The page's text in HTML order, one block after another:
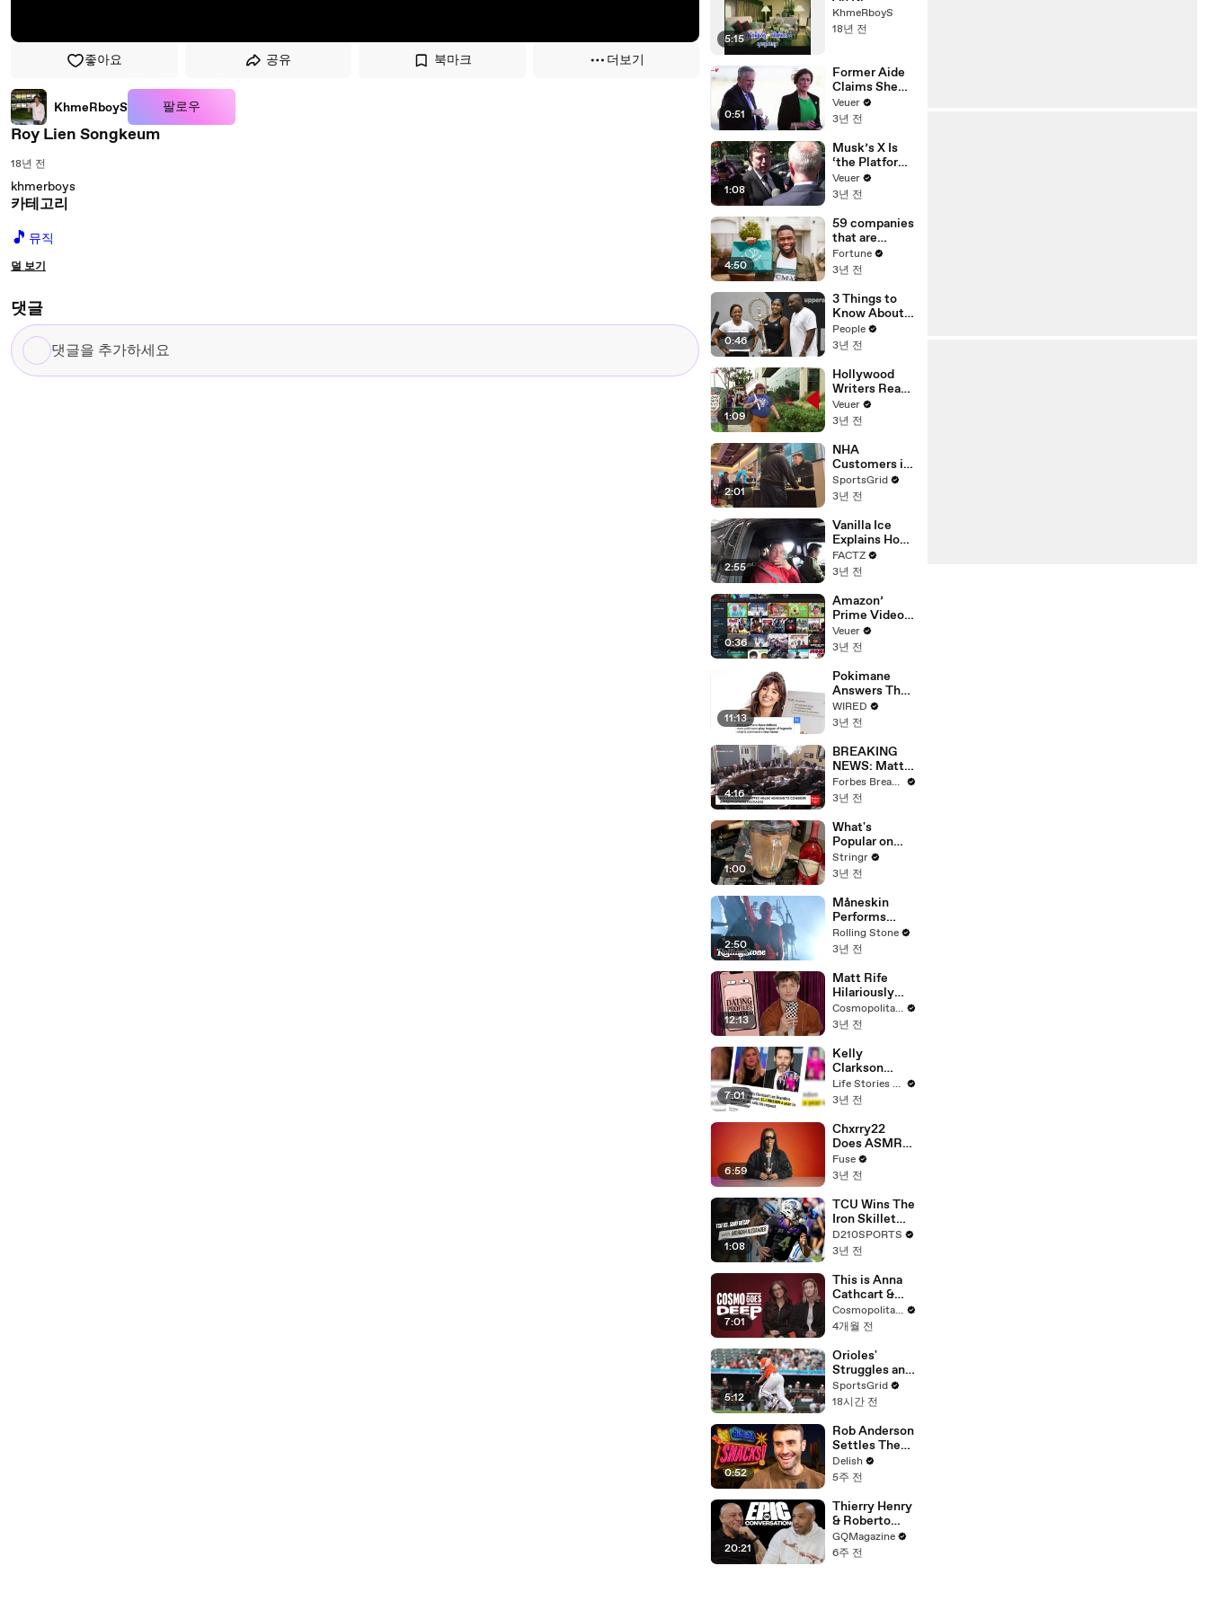
좋아요 공유 북마크 더보기
KhmeRboyS 팔로우
Roy Lien Songkeum
18년 전
khmerboys
카테고리
🎵 뮤직
덜 보기
댓글
댓
글
5:15
KhmeRboyS
18년 전
0:51
Former Aide
Claims She
Was Asked to
Make a ‘Hit
Trump
Veuer
3년 전
1:08
Musk’s X Is
‘the Platform
With the
Largest Ratio
Misinformatio
n or
Disinformatio
n’ Amongst
All Social
Media
Platforms
Veuer
3년 전
4:50
59 companies
that are
changing the
world: From
Chobani
Fortune
3년 전
0:46
3 Things to
Know About
Coco Gauff's
Parents
People
3년 전
1:09
Hollywood
Writers Reach
‘Tentative
Agreement’
After 146 Day
Strike
Veuer
3년 전
2:01
NHA
Customers in
Limbo as
Company
Potential
Merger
SportsGrid
3년 전
2:55
Vanilla Ice
Explains How
the 90’s
Shaped
FACTZ
3년 전
0:36
Amazon’
Prime Video
Will Show
Commercials
Year
Veuer
3년 전
11:13
Pokimane
Answers The
Web's Most
Searched
WIRED
3년 전
4:16
BREAKING
NEWS: Matt
Gaetz Tells
House
'I'm Not Going
To Vote For A
Continuing
Resolution'
Forbes Breaking News
3년 전
1:00
What's
Popular on
Uber Eats?
Stringr
3년 전
2:50
Måneskin
Performs
"HONEY" at
MSG
Rolling Stone
3년 전
12:13
Matt Rife
Hilariously
Roasts Your
Dating
Cosmopolitan
Cosmopolitan USA
3년 전
7:01
Kelly
Clarkson
Fights Back
Against
Blackstock In
Devastating
Divorce
Battle
Life Stories By Goalcast
3년 전
6:59
Chxrry22
Does ASMR
with Matcha,
Talks Using
Escape &
Touring with
The Weeknd
Fuse
3년 전
1:08
TCU Wins The
Iron Skillet
With A 34-17
Win Over
D210SPORTS
3년 전
7:01
This is Anna
Cathcart &
Sang Heon
Lee's Favorite
Couple Name
| Cosmo Goes
Deep
Cosmopolitan USA
4개월 전
5:12
Orioles'
Struggles and
Fan
Disappointme
SportsGrid
18시간 전
0:52
Rob Anderson
Settles The
Best Gummy
Candy Debate
All
Delish
5주 전
20:21
Thierry Henry
& Roberto
Carlos Have
an Epic
GQMagazine
6주 전